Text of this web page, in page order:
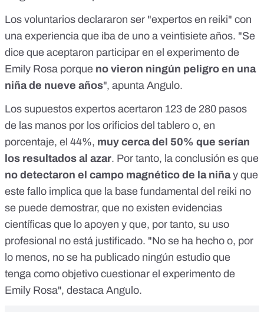
Los voluntarios declararon ser "expertos en reiki" con
una experiencia que iba de uno a veintisiete años. "Se
dice que aceptaron participar en el experimento de
Emily Rosa porque no vieron ningún peligro en una
niña de nueve años", apunta Angulo.
Los supuestos expertos acertaron 123 de 280 pasos
de las manos por los orificios del tablero o, en
porcentaje, el 44%, muy cerca del 50% que serían
los resultados al azar. Por tanto, la conclusión es que
no detectaron el campo magnético de la niñay que
este fallo implica que la base fundamental del reiki no
se puede demostrar, que no existen evidencias
científicas que lo apoyen y que, por tanto, su uso
profesional no está justificado. "No se ha hecho o, por
lo menos, no se ha publicado ningún estudio que
tenga como objetivo cuestionar el experimento de
Emily Rosa", destaca Angulo.